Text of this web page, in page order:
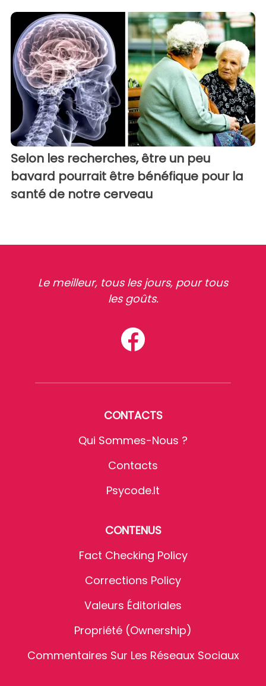
Selon les recherches, être un peu
bavard pourrait être bénéfique pour la
santé de notre cerveau
Le meilleur, tous les jours, pour tous
les goûts.
CONTACTS
Qui Sommes-Nous ?
Contacts
Psycode.it
CONTENUS
Fact Checking Policy
Corrections Policy
Valeurs Éditoriales
Propriété (Ownership)
Commentaires Sur Les Réseaux Sociaux